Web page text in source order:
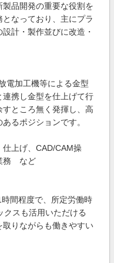
品開発の重要な役割を
なっており、主にプラ
計・製作並びに改造・
電加工機等による金型
携し金型を仕上げて行
ところ無く発揮し、高
るポジションです。
上げ、CAD/CAM操
務 など
間程度で、所定労働時
クスも活用いただける
りながらも働きやすい